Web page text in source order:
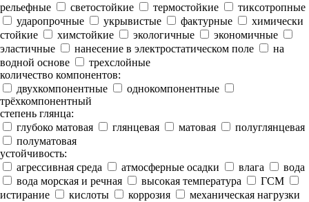
рельефные
светостойкие термостойкие
тиксотропные
ударопрочные
укрывистые фактурные
химически
стойкие
химстойкие экологичные
экономичные
эластичные
нанесение в электростатическом поле
на
водной основе
трехслойные
количество компонентов:
двухкомпонентные
однокомпонентные
трёхкомпонентный
степень глянца:
глубоко матовая
глянцевая матовая
полуглянцевая
полуматовая
устойчивость:
агрессивная среда
атмосферные осадки влага
вода
вода морская и речная
высокая температура
ГСМ
истирание
кислоты коррозия
механическая нагрузки